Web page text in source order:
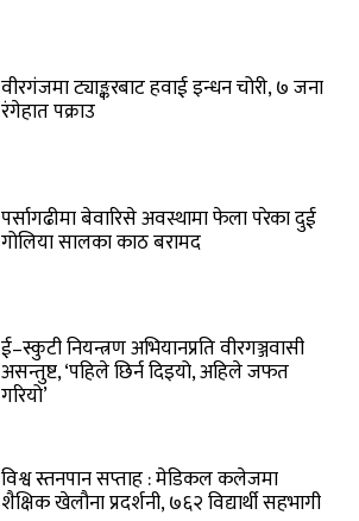
वीरगंजमा ट्याङ्करबाट हवाई इन्धन चोरी, ७ जना
रंगेहात पक्राउ
पर्सागढीमा बेवारिसे अवस्थामा फेला परेका दुई
गोलिया सालका काठ बरामद
ई–स्कुटी नियन्त्रण अभियानप्रति वीरगञ्जवासी
असन्तुष्ट, ‘पहिले छिर्न दिइयो, अहिले जफत
गरियो’
विश्व स्तनपान सप्ताह : मेडिकल कलेजमा
शैक्षिक खेलौना प्रदर्शनी, ७६२ विद्यार्थी सहभागी